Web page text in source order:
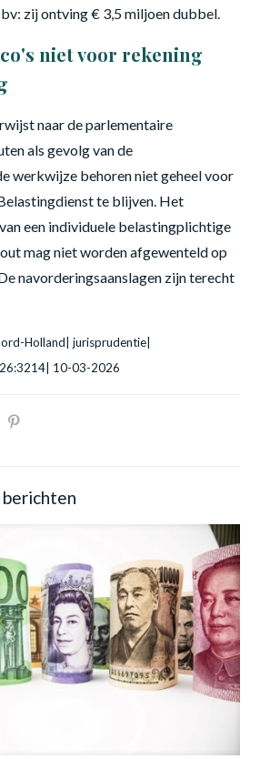
zij ontving € 3,5 miljoen dubbel.
niet voor rekening
naar de parlementaire
als gevolg van de
werkwijze behoren niet geheel voor
te blijven. Het
een individuele belastingplichtige
mag niet worden afgewenteld op
navorderingsaanslagen zijn terecht
Holland| jurisprudentie|
10-03-2026